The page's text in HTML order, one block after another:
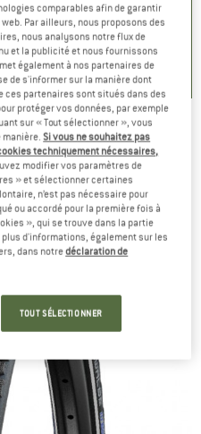
0,0(0)
Tour Perf 27,5''
de vélo
comparables afin de garantir
Par ailleurs, nous proposons des
nous analysons notre flux de
et la publicité et nous fournissons
également à nos partenaires de
de s'informer sur la manière dont
partenaires sont situés dans des
protéger vos données, par exemple
sur « Tout sélectionner », vous
manière.Si vous ne souhaitez pas
techniquement nécessaires,
modifier vos paramètres de
» et sélectionner certaines
n’est pas nécessaire pour
ou accordé pour la première fois à
», qui se trouve dans la partie
d'informations, également sur les
dans notredéclaration de
TOUT SÉLECTIONNER